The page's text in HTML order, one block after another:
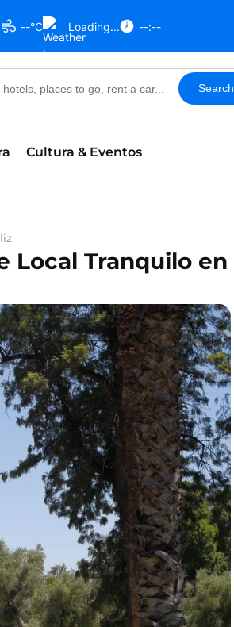
--°C Loading... --:--
Search
Cultura & Eventos
Local Tranquilo en